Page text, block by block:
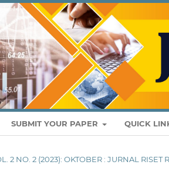
SUBMIT YOUR PAPER QUICK
2 NO. 2 (2023): OKTOBER : JURNAL